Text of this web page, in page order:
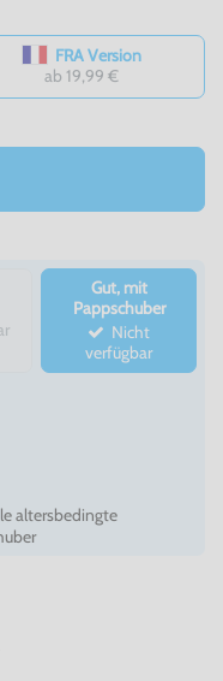
FRA Version
ab 19,99 €
Gut, mit
Pappschuber
verfügbar
altersbedingte